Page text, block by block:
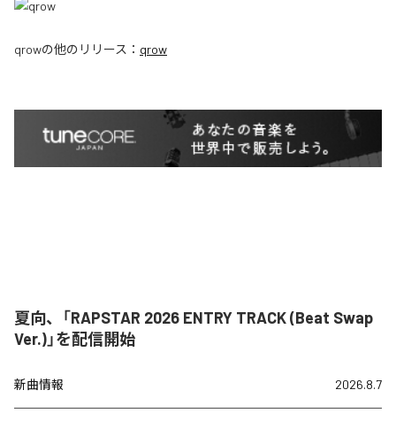
qrowの他のリリース： qrow
夏向、「RAPSTAR 2026 ENTRY TRACK (Beat Swap
Ver.)」を配信開始
新曲情報 2026.8.7